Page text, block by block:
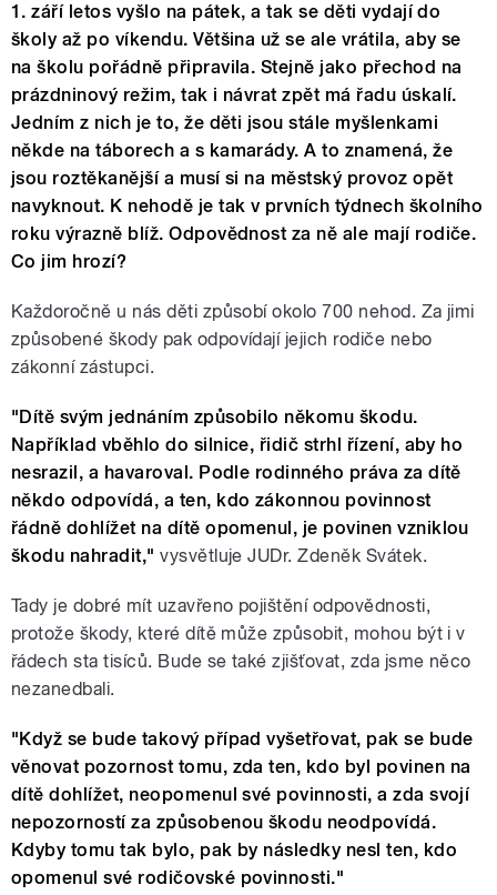
1. září letos vyšlo na pátek, a tak se děti vydají do
školy až po víkendu. Většina už se ale vrátila, aby se
na školu pořádně připravila. Stejně jako přechod na
prázdninový režim, tak i návrat zpět má řadu úskalí.
Jedním z nich je to, že děti jsou stále myšlenkami
někde na táborech a s kamarády. A to znamená, že
jsou roztěkanější a musí si na městský provoz opět
navyknout. K nehodě je tak v prvních týdnech školního
roku výrazně blíž. Odpovědnost za ně ale mají rodiče.
Co jim hrozí?
Každoročně u nás děti způsobí okolo 700 nehod. Za jimi
způsobené škody pak odpovídají jejich rodiče nebo
zákonní zástupci.
"Dítě svým jednáním způsobilo někomu škodu.
Například vběhlo do silnice, řidič strhl řízení, aby ho
nesrazil, a havaroval. Podle rodinného práva za dítě
někdo odpovídá, a ten, kdo zákonnou povinnost
řádně dohlížet na dítě opomenul, je povinen vzniklou
škodu nahradit," vysvětluje JUDr. Zdeněk Svátek.
Tady je dobré mít uzavřeno pojištění odpovědnosti,
protože škody, které dítě může způsobit, mohou být i v
řádech sta tisíců. Bude se také zjišťovat, zda jsme něco
nezanedbali.
"Když se bude takový případ vyšetřovat, pak se bude
věnovat pozornost tomu, zda ten, kdo byl povinen na
dítě dohlížet, neopomenul své povinnosti, a zda svojí
nepozorností za způsobenou škodu neodpovídá.
Kdyby tomu tak bylo, pak by následky nesl ten, kdo
opomenul své rodičovské povinnosti."